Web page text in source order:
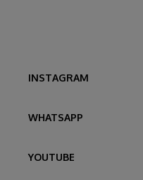
INSTAGRAM
WHATSAPP
YOUTUBE